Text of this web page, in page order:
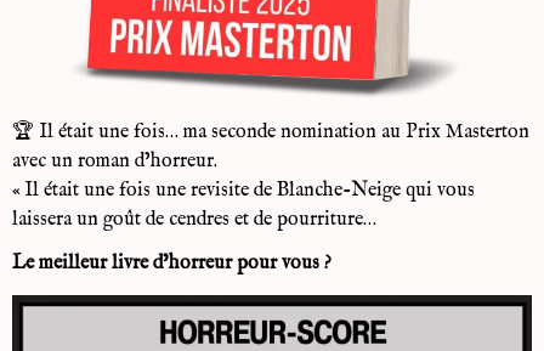
🏆 Il était une fois… ma seconde nomination au Prix Masterton
avec un roman d’horreur.
« Il était une fois une revisite de Blanche-Neige qui vous
laissera un goût de cendres et de pourriture…
Le meilleur livre d’horreur pour vous ?